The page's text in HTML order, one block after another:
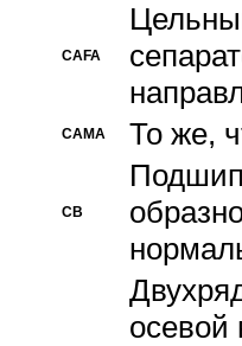
CAFA
CAMA То же,
CB
осевой